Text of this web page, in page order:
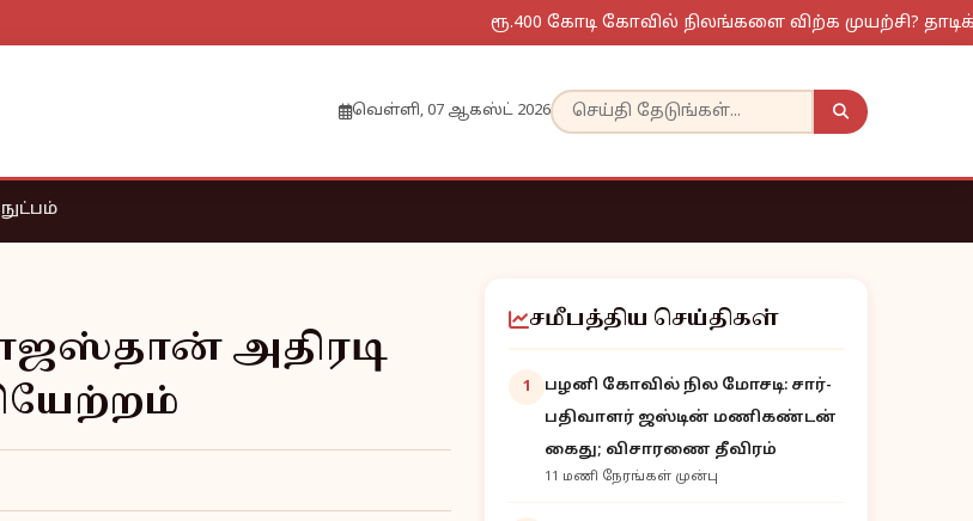
ரூ.400 கோடி கோவில் நிலங்களை விற்க முயற்சி?
வெள்ளி, 07 ஆகஸ்ட் 2026
அதிரடி
சமீபத்திய செய்திகள்
1
பழனி கோவில் நில மோசடி: சார்-
பதிவாளர் ஜஸ்டின் மணிகண்டன்
கைது; விசாரணை தீவிரம்
11 மணி நேரங்கள் முன்பு